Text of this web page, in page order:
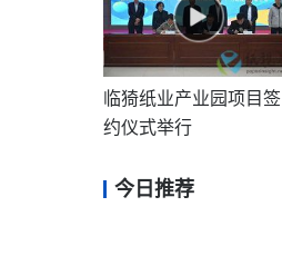
临猗纸业产业园项目签
约仪式举行
今日推荐